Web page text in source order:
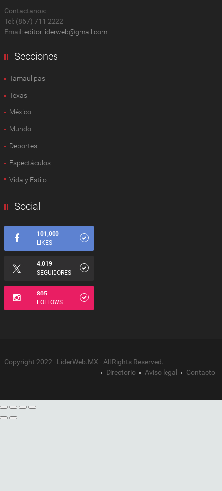
Contactanos:
Tel: (867) 711 2222
Email: editor.liderweb@gmail.com
Secciones
Tamaulipas
Texas
México
Mundo
Deportes
Espectàculos
Vida y Estilo
Social
101,000
LIKES
4.019
SEGUIDORES
805
FOLLOWS
Copyright 2022 - LiderWeb.MX - All Rights Reserved.
Directorio
Aviso legal Contacto